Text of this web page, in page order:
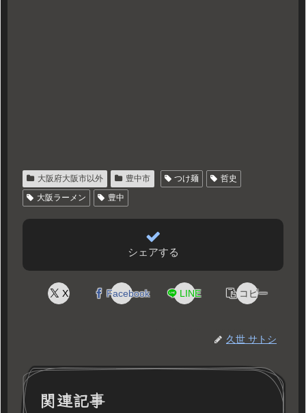
大阪府大阪市以外 豊中市 つけ麺
哲史
大阪ラーメン
豊中
シェアする
X Facebook LINE コピー
久世 サトシ
関連記事